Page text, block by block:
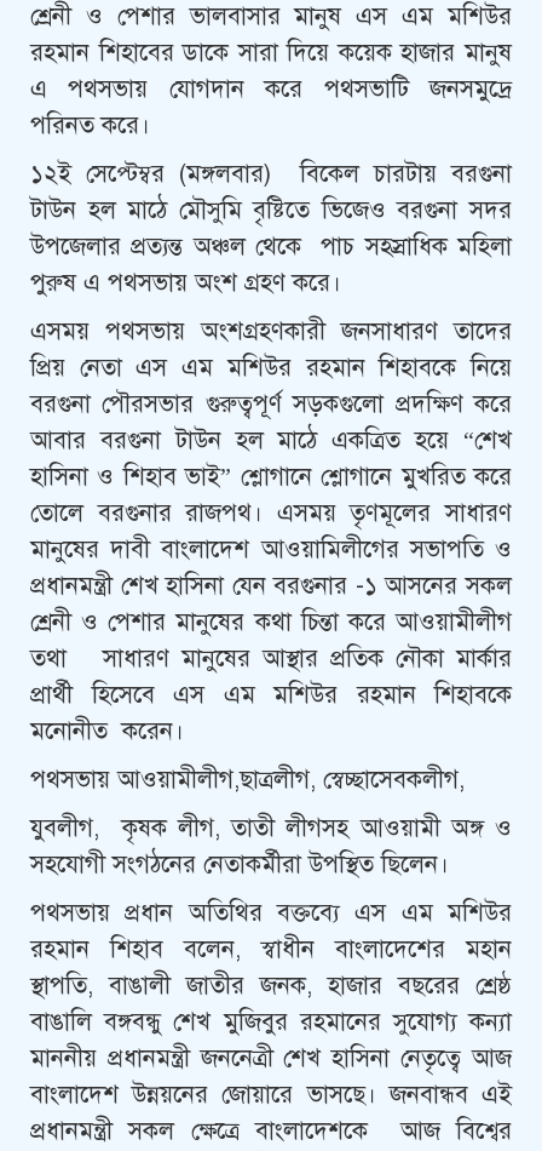
শ্রেনী ও পেশার ভালবাসার মানুষ এস এম মশিউর
রহমান শিহাবের ডাকে সারা দিয়ে কয়েক হাজার মানুষ
এ পথসভায় যোগদান করে পথসভাটি জনসমুদ্রে
পরিনত করে।
১২ই সেপ্টেম্বর (মঙ্গলবার) বিকেল চারটায় বরগুনা
টাউন হল মাঠে মৌসুমি বৃষ্টিতে ভিজেও বরগুনা সদর
উপজেলার প্রত্যন্ত অঞ্চল থেকে পাচ সহস্রাধিক মহিলা
পুরুষ এ পথসভায় অংশ গ্রহণ করে।
এসময় পথসভায় অংশগ্রহণকারী জনসাধারণ তাদের
প্রিয় নেতা এস এম মশিউর রহমান শিহাবকে নিয়ে
বরগুনা পৌরসভার গুরুত্বপূর্ণ সড়কগুলো প্রদক্ষিণ করে
আবার বরগুনা টাউন হল মাঠে একত্রিত হয়ে “শেখ
হাসিনা ও শিহাব ভাই” শ্লোগানে শ্লোগানে মুখরিত করে
তোলে বরগুনার রাজপথ। এসময় তৃণমূলের সাধারণ
মানুষের দাবী বাংলাদেশ আওয়ামিলীগের সভাপতি ও
প্রধানমন্ত্রী শেখ হাসিনা যেন বরগুনার -১ আসনের সকল
শ্রেনী ও পেশার মানুষের কথা চিন্তা করে আওয়ামীলীগ
তথা সাধারণ মানুষের আস্থার প্রতিক নৌকা মার্কার
প্রার্থী হিসেবে এস এম মশিউর রহমান শিহাবকে
মনোনীত করেন।
পথসভায় আওয়ামীলীগ,ছাত্রলীগ, স্বেচ্ছাসেবকলীগ,
যুবলীগ, কৃষক লীগ, তাতী লীগসহ আওয়ামী অঙ্গ ও
সহযোগী সংগঠনের নেতাকর্মীরা উপস্থিত ছিলেন।
পথসভায় প্রধান অতিথির বক্তব্যে এস এম মশিউর
রহমান শিহাব বলেন, স্বাধীন বাংলাদেশের মহান
স্থাপতি, বাঙালী জাতীর জনক, হাজার বছরের শ্রেষ্ঠ
বাঙালি বঙ্গবন্ধু শেখ মুজিবুর রহমানের সুযোগ্য কন্যা
মাননীয় প্রধানমন্ত্রী জননেত্রী শেখ হাসিনা নেতৃত্বে আজ
বাংলাদেশ উন্নয়নের জোয়ারে ভাসছে। জনবান্ধব এই
প্রধানমন্ত্রী সকল ক্ষেত্রে বাংলাদেশকে আজ বিশ্বের